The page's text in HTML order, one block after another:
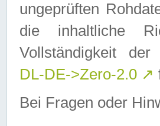
ungeprüften
die inhaltliche
Vollständigkeit
DL-DE->Zero-2.0 ↗
Bei Fragen oder